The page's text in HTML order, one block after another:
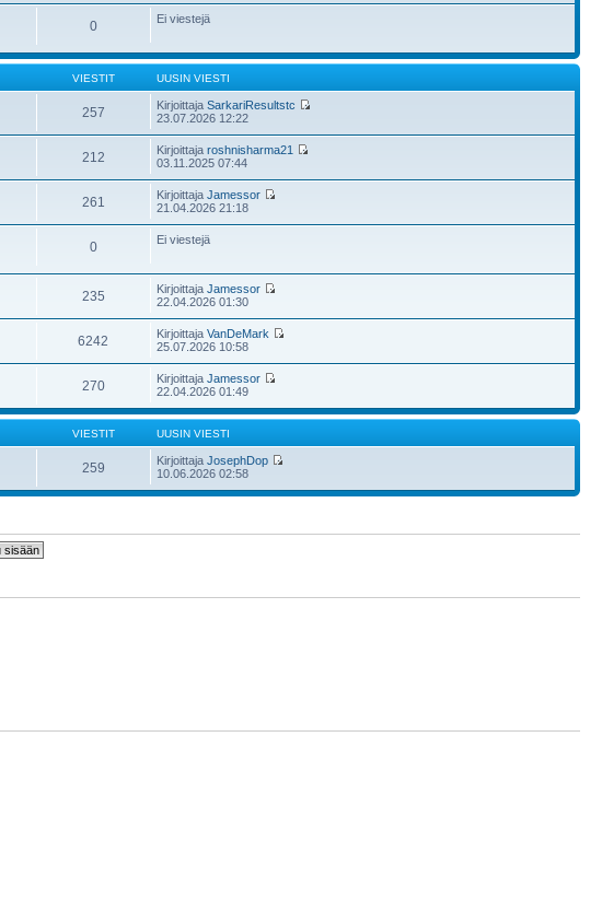
0 Ei viestejä
VIESTIT UUSIN VIESTI
257 KirjoittajaSarkariResultstc
23.07.2026 12:22
212 Kirjoittajaroshnisharma21
03.11.2025 07:44
261 KirjoittajaJamessor
21.04.2026 21:18
0 Ei viestejä
235 KirjoittajaJamessor
22.04.2026 01:30
6242 KirjoittajaVanDeMark
25.07.2026 10:58
270 KirjoittajaJamessor
22.04.2026 01:49
VIESTIT UUSIN VIESTI
259 KirjoittajaJosephDop
10.06.2026 02:58